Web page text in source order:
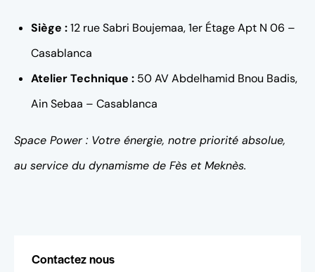
Siège :12 rue Sabri Boujemaa, 1er Étage Apt N 06 –
Casablanca
Atelier Technique : 50 AV Abdelhamid Bnou Badis,
Ain Sebaa – Casablanca
Space Power : Votre énergie, notre priorité absolue,
au service du dynamisme de Fès et Meknès.
Contactez nous